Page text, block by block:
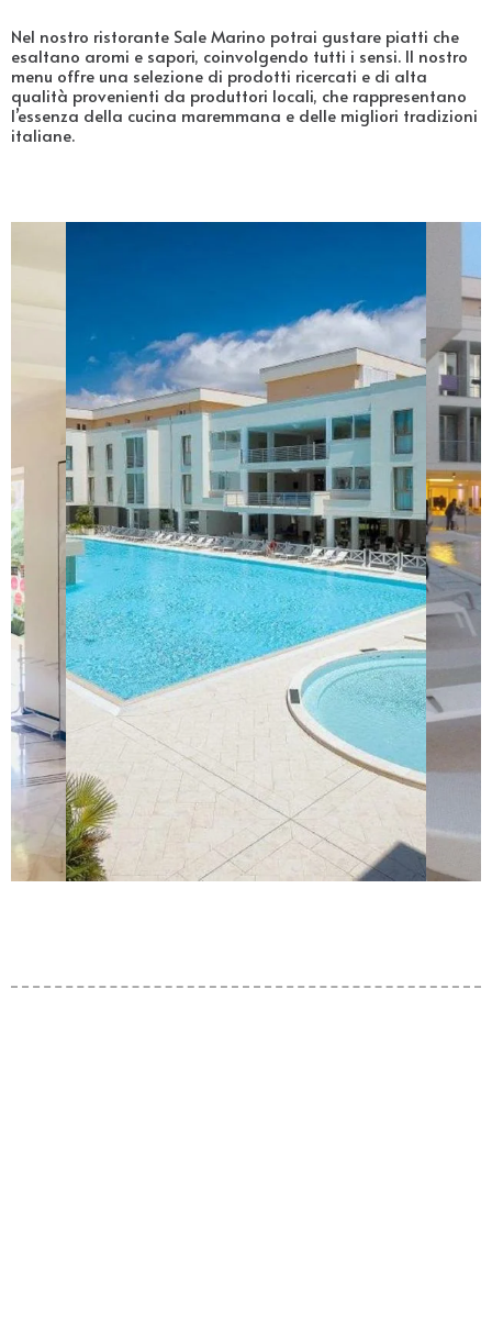
Nel nostro ristorante Sale Marino potrai gustare piatti che
esaltano aromi e sapori, coinvolgendo tutti i sensi. Il nostro
menu offre una selezione di prodotti ricercati e di alta
qualità provenienti da produttori locali, che rappresentano
l’essenza della cucina maremmana e delle migliori tradizioni
italiane.